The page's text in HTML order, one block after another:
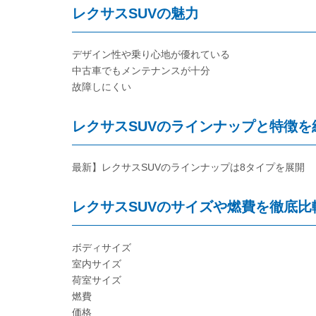
レクサスSUVの魅力
デザイン性や乗り心地が優れている
中古車でもメンテナンスが十分
故障しにくい
レクサスSUVのラインナップと特徴を
最新】レクサスSUVのラインナップは8タイプを展開
レクサスSUVのサイズや燃費を徹底比
ボディサイズ
室内サイズ
荷室サイズ
燃費
価格